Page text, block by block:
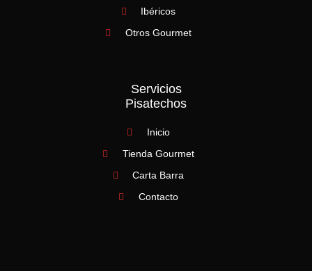
Ibéricos
Otros Gourmet
Servicios
Pisatechos
Inicio
Tienda Gourmet
Carta Barra
Contacto